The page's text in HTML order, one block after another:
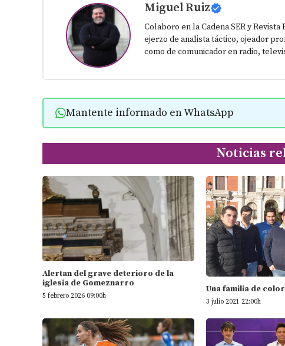
Miguel Ruiz
Colaboro en la Cadena SER y
ejerzo de analista táctico, ojeador
como de comunicador en radio,
Mantente informado en WhatsApp
Noticias
Alertan del grave deterioro de la
iglesia de Gomeznarro
5 febrero 2026 09:00h
Una familia de
3 julio 2021 22:00h